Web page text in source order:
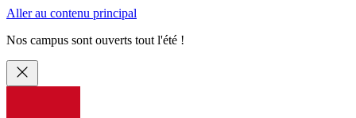
Aller au contenu principal
Nos campus sont ouverts tout l'été !